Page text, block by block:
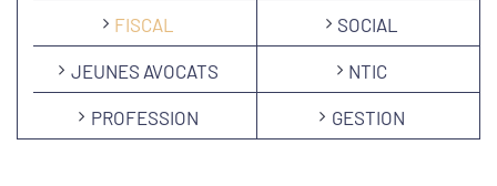
FISCAL SOCIAL
JEUNES AVOCATS NTIC
PROFESSION GESTION